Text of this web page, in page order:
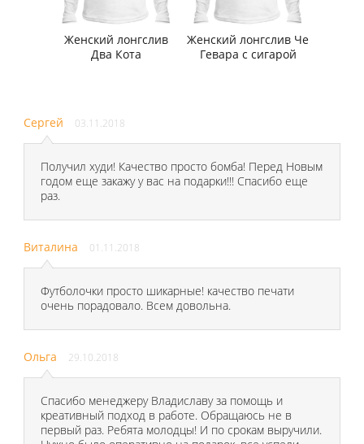
Женский лонгслив
Два Кота
Женский лонгслив Че
Гевара с сигарой
Сергей 03.11.2018
Получил худи! Качество просто бомба! Перед Новым
годом еще закажу у вас на подарки!!! Спасибо еще
раз.
Виталина 01.11.2018
Футболочки просто шикарные! качество печати
очень порадовало. Всем довольна.
Ольга 29.10.2018
Спасибо менеджеру Владиславу за помощь и
креативный подход в работе. Обращаюсь не в
первый раз. Ребята молодцы! И по срокам выручили.